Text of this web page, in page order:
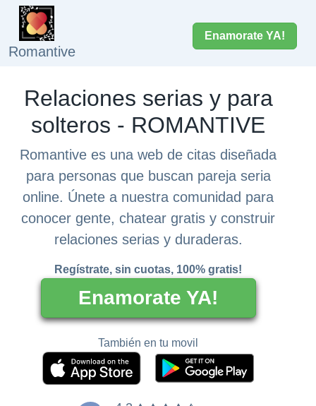
Romantive
Enamorate YA!
Relaciones serias y para
solteros - ROMANTIVE
Romantive es una web de citas diseñada
para personas que buscan pareja seria
online. Únete a nuestra comunidad para
conocer gente, chatear gratis y construir
relaciones serias y duraderas.
Regístrate, sin cuotas, 100% gratis!
Enamorate YA!
También en tu movil